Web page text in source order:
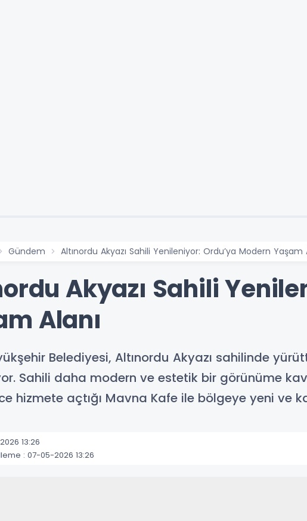
Gündem Altınordu Akyazı Sahili Yenileniyor: Ordu’ya Modern Yaşam
Akyazı Sahili
Alanı
Belediyesi, Altınordu Akyazı sahilinde
Sahili daha modern ve estetik bir görünüme
hizmete açtığı Mavna Kafe ile bölgeye yeni ve
13:26
: 07-05-2026 13:26